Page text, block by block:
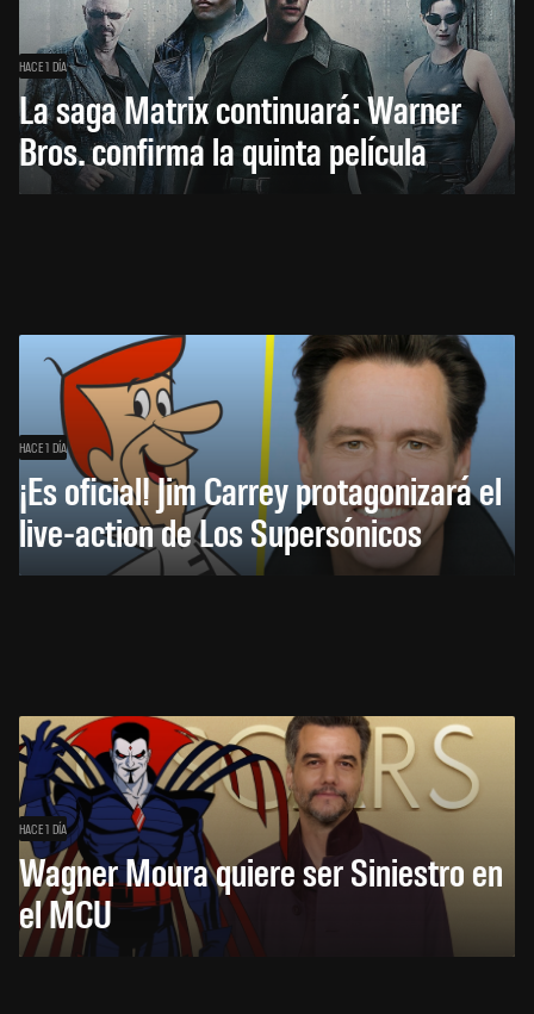
HACE 1 DÍA
La saga Matrix continuará: Warner
Bros. confirma la quinta película
HACE 1 DÍA
¡Es oficial! Jim Carrey protagonizará el
live-action de Los Supersónicos
HACE 1 DÍA
Wagner Moura quiere ser Siniestro en
el MCU